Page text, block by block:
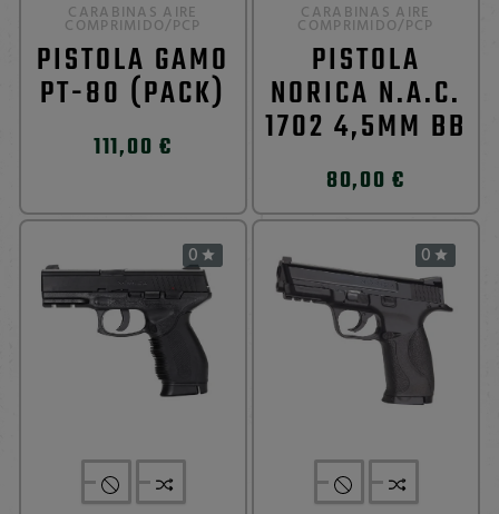
CARABINAS AIRE
COMPRIMIDO/PCP
PISTOLA GAMO
PT-80 (PACK)
111,00 €
CARABINAS AIRE
COMPRIMIDO/PCP
PISTOLA
NORICA N.A.C.
1702 4,5MM BB
80,00 €
0  0 